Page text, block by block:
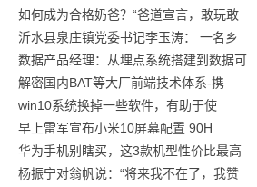
人干
五个
人的
活
如何成为合格奶爸？“爸道宣言，敢玩敢
沂水县泉庄镇党委书记李玉涛： 一名乡
数据产品经理：从埋点系统搭建到数据可
解密国内BAT等大厂前端技术体系-携
win10系统换掉一些软件，有助于使
早上雷军宣布小米10屏幕配置 90H
华为手机别瞎买，这3款机型性价比最高
杨振宁对翁帆说：“将来我不在了，我赞